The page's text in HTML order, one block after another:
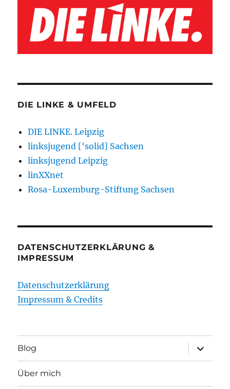
DIE LINKE & UMFELD
DIE LINKE. Leipzig
linksjugend ['solid] Sachsen
linksjugend Leipzig
linXXnet
Rosa-Luxemburg-Stiftung Sachsen
DATENSCHUTZERKLÄRUNG &
IMPRESSUM
Datenschutzerklärung
Impressum & Credits
Blog
öffnen
Über mich